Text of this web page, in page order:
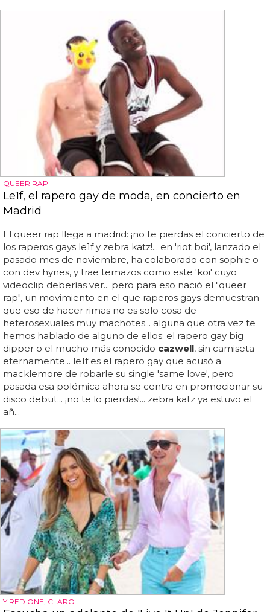
QUEER RAP
Le1f, el rapero gay de moda, en concierto en
Madrid
El queer rap llega a madrid: ¡no te pierdas el concierto de
los raperos gays le1f y zebra katz!... en 'riot boi', lanzado el
pasado mes de noviembre, ha colaborado con sophie o
con dev hynes, y trae temazos como este 'koi' cuyo
videoclip deberías ver... pero para eso nació el "queer
rap", un movimiento en el que raperos gays demuestran
que eso de hacer rimas no es solo cosa de
heterosexuales muy machotes... alguna que otra vez te
hemos hablado de alguno de ellos: el rapero gay big
dipper o el mucho más conocido cazwell, sin camiseta
eternamente... le1f es el rapero gay que acusó a
macklemore de robarle su single 'same love', pero
pasada esa polémica ahora se centra en promocionar su
disco debut... ¡no te lo pierdas!... zebra katz ya estuvo el
añ...
Y RED ONE, CLARO